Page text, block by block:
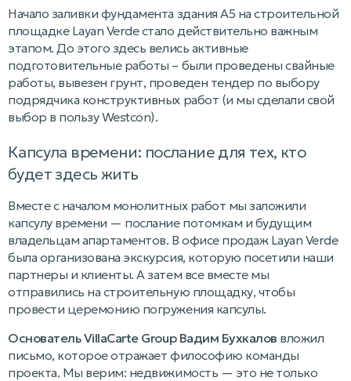
Начало заливки фундамента здания A5 на строительной
площадке Layan Verde стало действительно важным
этапом. До этого здесь велись активные
подготовительные работы – были проведены свайные
работы, вывезен грунт, проведен тендер по выбору
подрядчика конструктивных работ (и мы сделали свой
выбор в пользу Westcon).
Капсула времени: послание для тех, кто
будет здесь жить
Вместе с началом монолитных работ мы заложили
капсулу времени — послание потомкам и будущим
владельцам апартаментов. В офисе продаж Layan Verde
была организована экскурсия, которую посетили наши
партнеры и клиенты. А затем все вместе мы
отправились на строительную площадку, чтобы
провести церемонию погружения капсулы.
Основатель VillaCarte Group Вадим Бухкалов вложил
письмо, которое отражает философию команды
проекта. Мы верим: недвижимость — это не только